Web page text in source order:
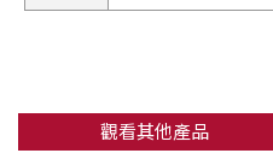
觀看其他產品